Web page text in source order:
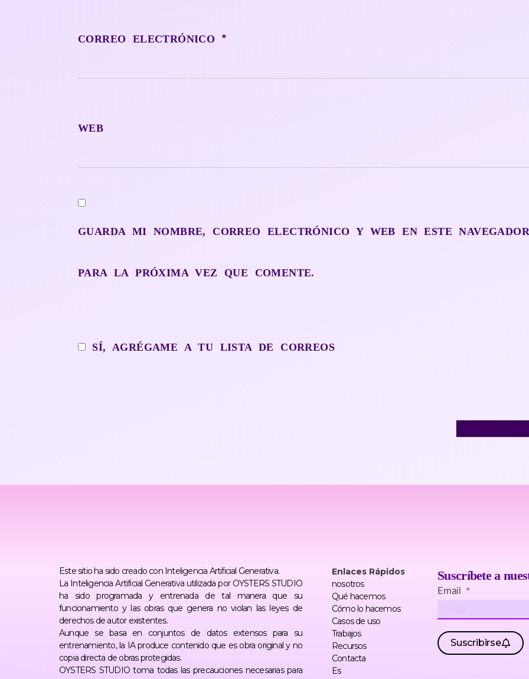
CORREO ELECTRÓNICO *
WEB
GUARDA MI NOMBRE, CORREO ELECTRÓNICO Y WEB EN ESTE
PARA LA PRÓXIMA VEZ QUE COMENTE.
SÍ, AGRÉGAME A TU LISTA DE CORREOS
Este sitio ha sido creado con Inteligencia Artificial Generativa.
La Inteligencia Artificial Generativa utilizada por OYSTERS STUDIO
ha sido programada y entrenada de tal manera que su
funcionamiento y las obras que genera no violan las leyes de
derechos de autor existentes.
Aunque se basa en conjuntos de datos extensos para su
entrenamiento, la IA produce contenido que es obra original y no
copia directa de obras protegidas.
OYSTERS STUDIO toma todas las precauciones necesarias para
Enlaces Rápidos
nosotros
Qué hacemos
Cómo lo hacemos
Casos de uso
Trabajos
Recursos
Contacta
Es
Suscríbete a
Email
Suscribirse